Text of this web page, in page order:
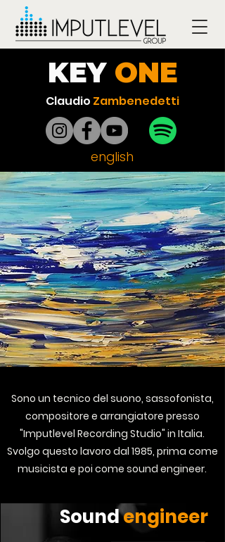
KEY ONE
Claudio Zambenedetti
english
Sono un tecnico del suono, sassofonista,
compositore e arrangiatore presso
"Imputlevel Recording Studio" in Italia.
Svolgo questo lavoro dal 1985, prima come
musicista e poi come sound engineer.
Soundengineer